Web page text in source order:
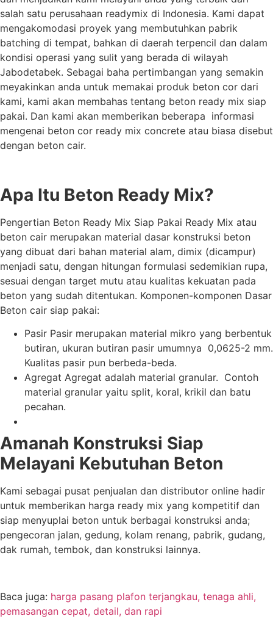
salah satu perusahaan readymix di Indonesia. Kami dapat
mengakomodasi proyek yang membutuhkan pabrik
batching di tempat, bahkan di daerah terpencil dan dalam
kondisi operasi yang sulit yang berada di wilayah
Jabodetabek. Sebagai baha pertimbangan yang semakin
meyakinkan anda untuk memakai produk beton cor dari
kami, kami akan membahas tentang beton ready mix siap
pakai. Dan kami akan memberikan beberapa informasi
mengenai beton cor ready mix concrete atau biasa disebut
dengan beton cair.
Apa Itu Beton Ready Mix?
Pengertian Beton Ready Mix Siap Pakai Ready Mix atau
beton cair merupakan material dasar konstruksi beton
yang dibuat dari bahan material alam, dimix (dicampur)
menjadi satu, dengan hitungan formulasi sedemikian rupa,
sesuai dengan target mutu atau kualitas kekuatan pada
beton yang sudah ditentukan. Komponen-komponen Dasar
Beton cair siap pakai:
Pasir Pasir merupakan material mikro yang berbentuk
butiran, ukuran butiran pasir umumnya 0,0625-2 mm.
Kualitas pasir pun berbeda-beda.
Agregat Agregat adalah material granular. Contoh
material granular yaitu split, koral, krikil dan batu
pecahan.
Amanah Konstruksi Siap
Melayani Kebutuhan Beton
Kami sebagai pusat penjualan dan distributor online hadir
untuk memberikan harga ready mix yang kompetitif dan
siap menyuplai beton untuk berbagai konstruksi anda;
pengecoran jalan, gedung, kolam renang, pabrik, gudang,
dak rumah, tembok, dan konstruksi lainnya.
Baca juga: harga pasang plafon terjangkau, tenaga ahli,
pemasangan cepat, detail, dan rapi